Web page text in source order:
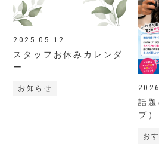
2025.05.12
スタッフお休みカレンダ
ー
お知らせ
話
ブ
お